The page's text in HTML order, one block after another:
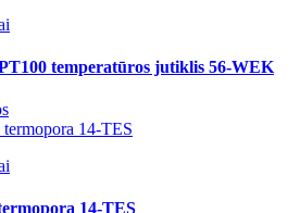
temperatūros jutiklis 56-WEK
14-TES